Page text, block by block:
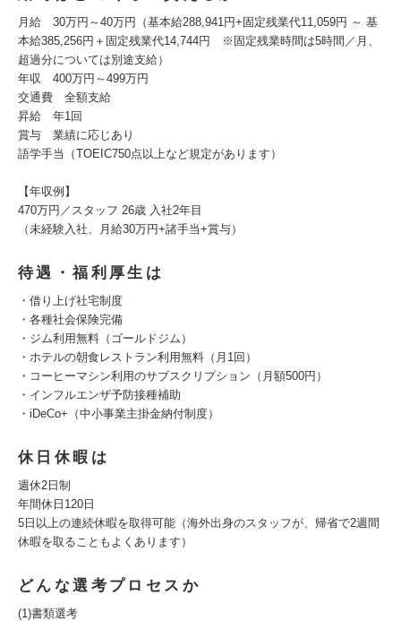
月給 30万円～40万円（基本給288,941円+固定残業代11,059円 ～ 基
本給385,256円＋固定残業代14,744円 ※固定残業時間は5時間／月、
超過分については別途支給）
年収 400万円～499万円
交通費 全額支給
昇給 年1回
賞与 業績に応じあり
語学手当（TOEIC750点以上など規定があります）
【年収例】
470万円／スタッフ 26歳 入社2年目
（未経験入社、月給30万円+諸手当+賞与）
待遇・福利厚生は
・借り上げ社宅制度
・各種社会保険完備
・ジム利用無料（ゴールドジム）
・ホテルの朝食レストラン利用無料（月1回）
・コーヒーマシン利用のサブスクリプション（月額500円）
・インフルエンザ予防接種補助
・iDeCo+（中小事業主掛金納付制度）
休日休暇は
週休2日制
年間休日120日
5日以上の連続休暇を取得可能（海外出身のスタッフが、帰省で2週間
休暇を取ることもよくあります）
どんな選考プロセスか
(1)書類選考